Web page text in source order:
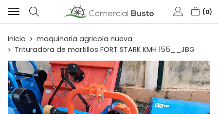
Buscar
0
inicio
maquinaria agricola nueva
Trituradora de martillos FORT STARK KMH 155__JBG